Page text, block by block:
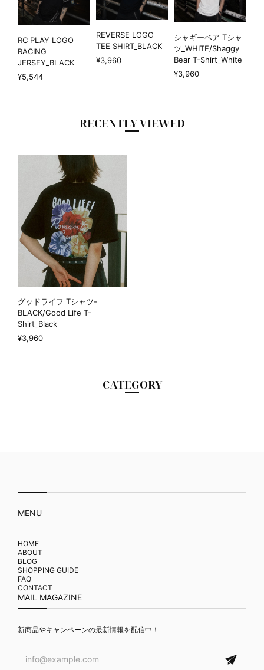
RC PLAY LOGO
RACING
JERSEY_BLACK
¥5,544
REVERSE LOGO
TEE SHIRT_BLACK
¥3,960
シャギーベア Tシャ
ツ_WHITE/Shaggy
Bear T-Shirt_White
¥3,960
RECENTLY VIEWED
グッドライフ Tシャツ-
BLACK/Good Life T-
Shirt_Black
¥3,960
CATEGORY
MENU
HOME
ABOUT
BLOG
SHOPPING GUIDE
FAQ
CONTACT
MAIL MAGAZINE
新商品やキャンペーンの最新情報を配信中！